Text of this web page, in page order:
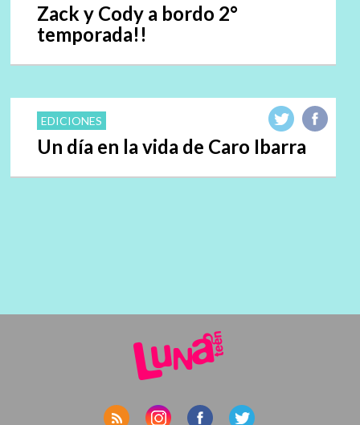
Zack y Cody a bordo 2°
temporada!!
EDICIONES
Un día en la vida de Caro Ibarra